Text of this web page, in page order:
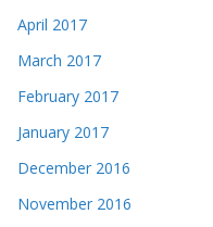
April 2017
March 2017
February 2017
January 2017
December 2016
November 2016